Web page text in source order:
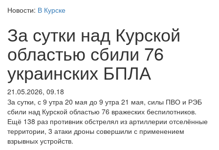
Новости: В Курске
За сутки над Курской
областью сбили 76
украинских БПЛА
21.05.2026, 09.18
За сутки, с 9 утра 20 мая до 9 утра 21 мая, силы ПВО и РЭБ
сбили над Курской областью 76 вражеских беспилотников.
Ещё 138 раз противник обстрелял из артиллерии отселённые
территории, 3 атаки дроны совершили с применением
взрывных устройств.